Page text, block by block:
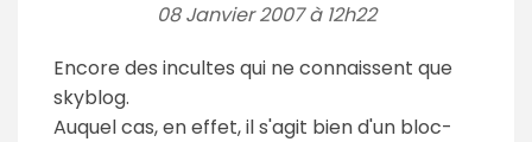
08 Janvier 2007 à 12h22
Encore des incultes qui ne connaissent que
skyblog.
Auquel cas, en effet, il s'agit bien d'un bloc-